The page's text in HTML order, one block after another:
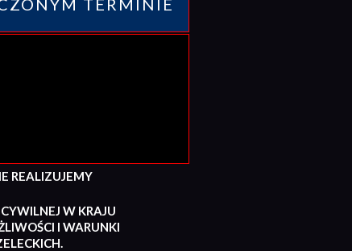
TERMINIE
W KRAJU
I WARUNKI